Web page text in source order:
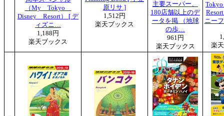
（My Tokyo
Disney Resort） [ デ
ィズニ…
1,188円
楽天ブックス
原リサ ]
1,512円
楽天ブックス
主要スーパー、
180店舗以上のデ
ータを掲 （地球
の歩…
961円
楽天ブックス
ニー
楽